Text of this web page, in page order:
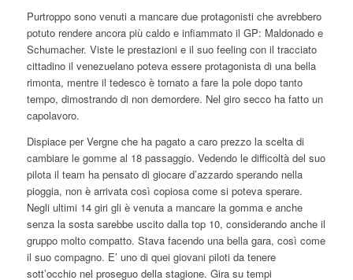
Purtroppo sono venuti a mancare due protagonisti che avrebbero
potuto rendere ancora più caldo e infiammato il GP: Maldonado e
Schumacher. Viste le prestazioni e il suo feeling con il tracciato
cittadino il venezuelano poteva essere protagonista di una bella
rimonta, mentre il tedesco è tornato a fare la pole dopo tanto
tempo, dimostrando di non demordere. Nel giro secco ha fatto un
capolavoro.
Dispiace per Vergne che ha pagato a caro prezzo la scelta di
cambiare le gomme al 18 passaggio. Vedendo le difficoltà del suo
pilota il team ha pensato di giocare d’azzardo sperando nella
pioggia, non è arrivata così copiosa come si poteva sperare.
Negli ultimi 14 giri gli è venuta a mancare la gomma e anche
senza la sosta sarebbe uscito dalla top 10, considerando anche il
gruppo molto compatto. Stava facendo una bella gara, così come
il suo compagno. E’ uno di quei giovani piloti da tenere
sott’occhio nel proseguo della stagione. Gira su tempi